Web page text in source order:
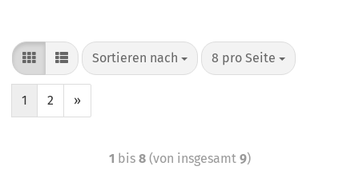
Sortieren nach 8 pro Seite
1 2 »
1 bis 8(von insgesamt 9)